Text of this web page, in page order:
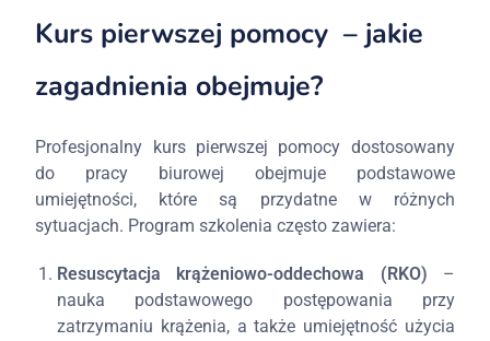
Kurs pierwszej pomocy – jakie
zagadnienia obejmuje?
Profesjonalny kurs pierwszej pomocy dostosowany
do pracy biurowej obejmuje podstawowe
umiejętności, które są przydatne w różnych
sytuacjach. Program szkolenia często zawiera:
Resuscytacja krążeniowo-oddechowa (RKO) –
nauka podstawowego postępowania przy
zatrzymaniu krążenia, a także umiejętność użycia